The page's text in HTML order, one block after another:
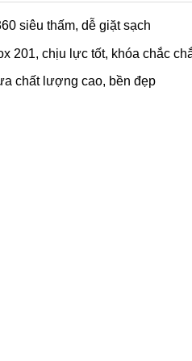
siêu thấm, dễ giặt sạch
201, chịu lực tốt, khóa chắc
chất lượng cao, bền đẹp